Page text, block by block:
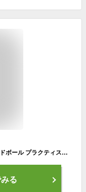
ヒュンメル メンズ 長袖シャツ (サッカー ハンドボール プラクティスウェア Tシャツ ロンT 運動 スポーツ トレーニング hummel 即日発送) HAP7190
る